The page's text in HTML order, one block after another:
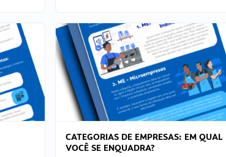
CATEGORIAS DE EMPRESAS: EM QUAL
VOCÊ SE ENQUADRA?